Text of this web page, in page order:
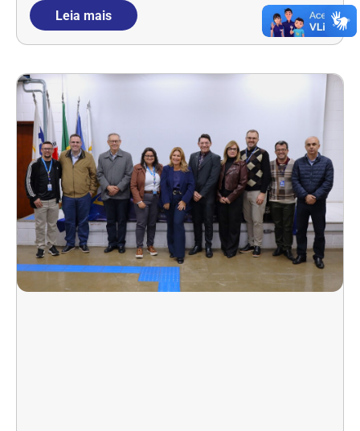
Leia mais